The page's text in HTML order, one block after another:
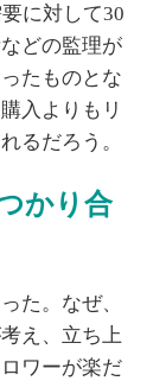
に対して30
どの監理が
たものとな
入よりもリ
るだろう。
かり合
た。なぜ、
え、立ち上
ワーが楽だ